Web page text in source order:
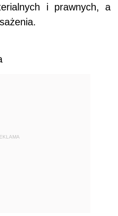
i prawnych, a